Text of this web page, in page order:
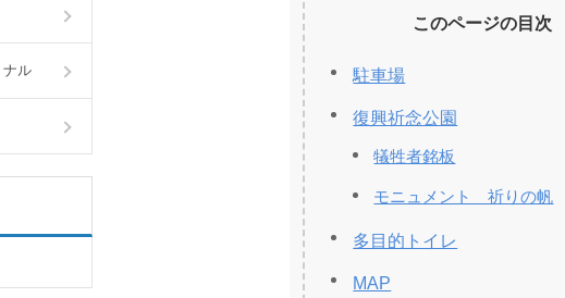
このページの目次
駐車場
復興祈念公園
犠牲者銘板
モニュメント 祈りの帆
多目的トイレ
MAP
ナル